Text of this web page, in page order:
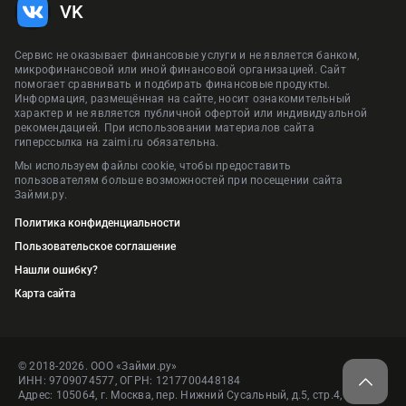
Сервис не оказывает финансовые услуги и не является банком,
микрофинансовой или иной финансовой организацией. Сайт
помогает сравнивать и подбирать финансовые продукты.
Информация, размещённая на сайте, носит ознакомительный
характер и не является публичной офертой или индивидуальной
рекомендацией. При использовании материалов сайта
гиперссылка на zaimi.ru обязательна.
Мы используем файлы cookie, чтобы предоставить
пользователям больше возможностей при посещении сайта
Займи.ру.
Политика конфиденциальности
Пользовательское соглашение
Нашли ошибку?
Карта сайта
VK
© 2018-2026. ООО «Займи.ру»
ИНН: 9709074577, ОГРН: 1217700448184
Адрес: 105064, г. Москва, пер. Нижний Сусальный, д.5, стр.4, пом.1